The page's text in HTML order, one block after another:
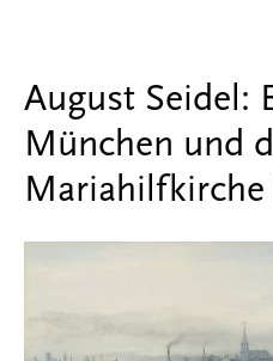
August Seidel:
München und
Mariahilfkirche